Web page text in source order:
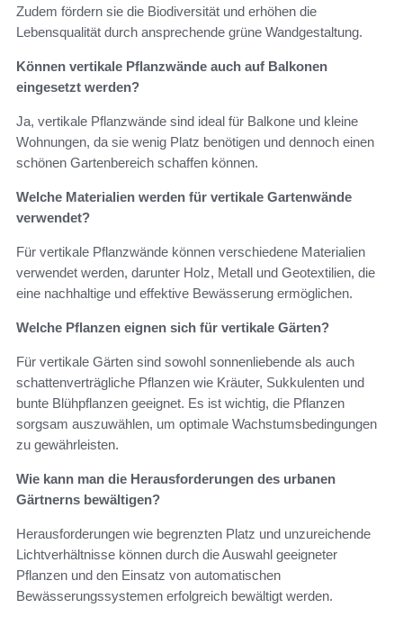
Zudem fördern sie die Biodiversität und erhöhen die
Lebensqualität durch ansprechende grüne Wandgestaltung.
Können vertikale Pflanzwände auch auf Balkonen
eingesetzt werden?
Ja, vertikale Pflanzwände sind ideal für Balkone und kleine
Wohnungen, da sie wenig Platz benötigen und dennoch einen
schönen Gartenbereich schaffen können.
Welche Materialien werden für vertikale Gartenwände
verwendet?
Für vertikale Pflanzwände können verschiedene Materialien
verwendet werden, darunter Holz, Metall und Geotextilien, die
eine nachhaltige und effektive Bewässerung ermöglichen.
Welche Pflanzen eignen sich für vertikale Gärten?
Für vertikale Gärten sind sowohl sonnenliebende als auch
schattenverträgliche Pflanzen wie Kräuter, Sukkulenten und
bunte Blühpflanzen geeignet. Es ist wichtig, die Pflanzen
sorgsam auszuwählen, um optimale Wachstumsbedingungen
zu gewährleisten.
Wie kann man die Herausforderungen des urbanen
Gärtnerns bewältigen?
Herausforderungen wie begrenzten Platz und unzureichende
Lichtverhältnisse können durch die Auswahl geeigneter
Pflanzen und den Einsatz von automatischen
Bewässerungssystemen erfolgreich bewältigt werden.